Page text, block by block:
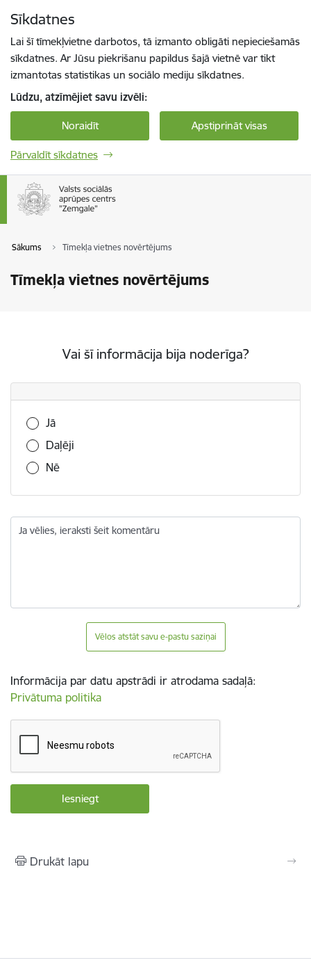
Sīkdatnes
Lai šī tīmekļvietne darbotos, tā izmanto obligāti nepieciešamās
sīkdatnes. Ar Jūsu piekrišanu papildus šajā vietnē var tikt
izmantotas statistikas un sociālo mediju sīkdatnes.
Lūdzu, atzīmējiet savu izvēli:
Noraidīt Apstiprināt visas
Pārvaldīt sīkdatnes
Sākums Tīmekļa vietnes novērtējums
Tīmekļa vietnes novērtējums
Vai šī informācija bija noderīga?
Vai šī informācija bija noderīga?
Jā
Daļēji
Nē
Ja vēlies, ieraksti šeit komentāru
Vēlos atstāt savu e-pastu saziņai
Informācija par datu apstrādi ir atrodama sadaļā:
Privātuma politika
Drukāt lapu